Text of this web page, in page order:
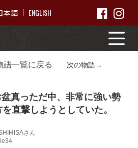
本語 ENGLISH
語一覧に戻る 次の物語→
真っただ中、非常に強い勢
直撃しようとしていた。
さん